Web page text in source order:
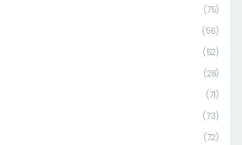
(75)
(56)
(52)
(28)
(71)
(73)
(72)